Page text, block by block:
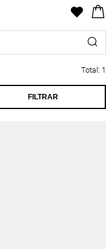
Total: 1
FILTRAR